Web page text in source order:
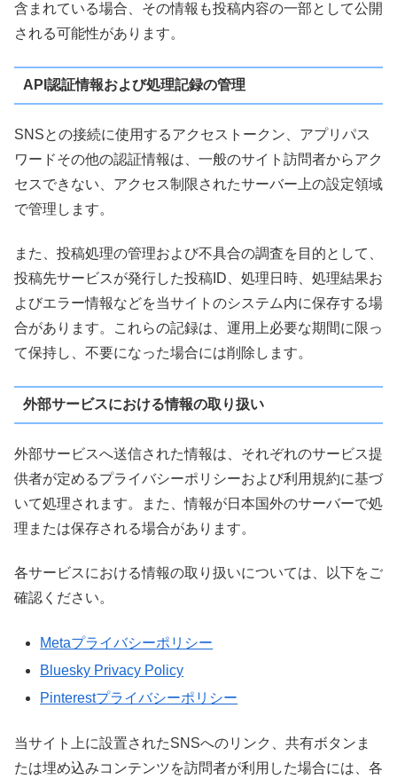
含まれている場合、その情報も投稿内容の一部として公開
される可能性があります。
API認証情報および処理記録の管理
SNSとの接続に使用するアクセストークン、アプリパス
ワードその他の認証情報は、一般のサイト訪問者からアク
セスできない、アクセス制限されたサーバー上の設定領域
で管理します。
また、投稿処理の管理および不具合の調査を目的として、
投稿先サービスが発行した投稿ID、処理日時、処理結果お
よびエラー情報などを当サイトのシステム内に保存する場
合があります。これらの記録は、運用上必要な期間に限っ
て保持し、不要になった場合には削除します。
外部サービスにおける情報の取り扱い
外部サービスへ送信された情報は、それぞれのサービス提
供者が定めるプライバシーポリシーおよび利用規約に基づ
いて処理されます。また、情報が日本国外のサーバーで処
理または保存される場合があります。
各サービスにおける情報の取り扱いについては、以下をご
確認ください。
Metaプライバシーポリシー
Bluesky Privacy Policy
Pinterestプライバシーポリシー
当サイト上に設置されたSNSへのリンク、共有ボタンま
たは埋め込みコンテンツを訪問者が利用した場合には、各